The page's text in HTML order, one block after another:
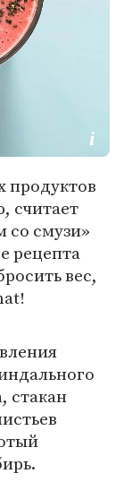
продуктов
считает
со смузи»
рецепта
вес,
стакан